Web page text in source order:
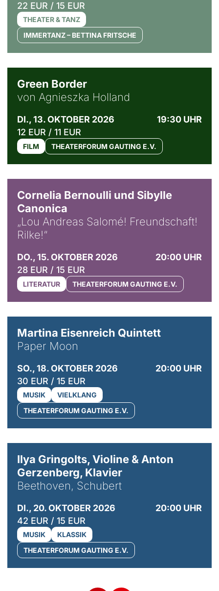
22 EUR / 15 EUR
THEATER & TANZ
IMMERTANZ – BETTINA FRITSCHE
Green Border
von Agnieszka Holland
DI., 13. OKTOBER 2026
19:30 UHR
12 EUR / 11 EUR
FILM THEATERFORUM GAUTING E.V.
Cornelia Bernoulli und Sibylle
Canonica
„Lou Andreas Salomé! Freundschaft!
Rilke!“
DO., 15. OKTOBER 2026
20:00 UHR
28 EUR / 15 EUR
LITERATUR THEATERFORUM GAUTING E.V.
Martina Eisenreich Quintett
Paper Moon
SO., 18. OKTOBER 2026
20:00 UHR
30 EUR / 15 EUR
MUSIK
VIELKLANG
THEATERFORUM GAUTING E.V.
Ilya Gringolts, Violine & Anton
Gerzenberg, Klavier
Beethoven, Schubert
DI., 20. OKTOBER 2026
20:00 UHR
42 EUR / 15 EUR
MUSIK
KLASSIK
THEATERFORUM GAUTING E.V.